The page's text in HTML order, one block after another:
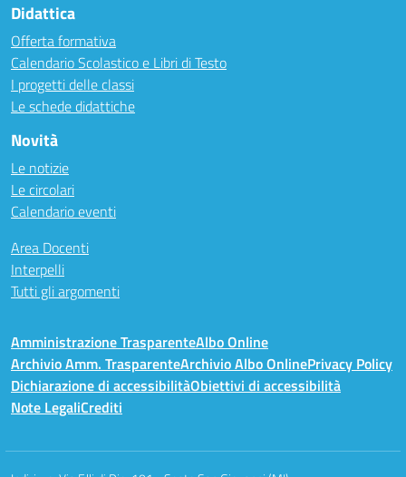
Didattica
Offerta formativa
Calendario Scolastico e Libri di Testo
I progetti delle classi
Le schede didattiche
Novità
Le notizie
Le circolari
Calendario eventi
Area Docenti
Interpelli
Tutti gli argomenti
Amministrazione TrasparenteAlbo Online
Archivio Amm. TrasparenteArchivio Albo OnlinePrivacy Policy
Dichiarazione di accessibilitàObiettivi di accessibilità
Note LegaliCrediti